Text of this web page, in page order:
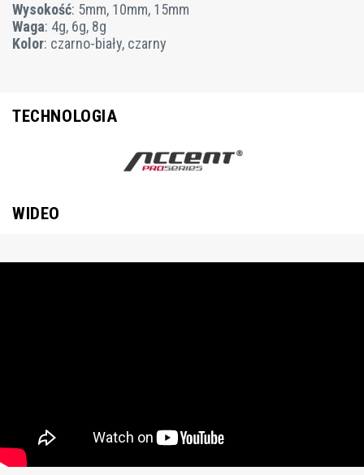
Wysokość: 5mm, 10mm, 15mm
Waga: 4g, 6g, 8g
Kolor: czarno-biały, czarny
TECHNOLOGIA
WIDEO